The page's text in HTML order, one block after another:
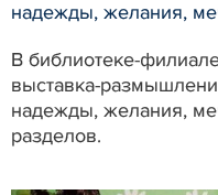
надежды, желания,
В библиотеке-
выставка-
надежды, желания,
разделов.